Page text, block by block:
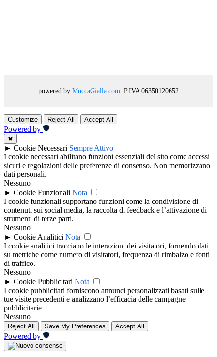
powered by MuccaGialla.com . P.IVA 06350120652
Customize Reject All Accept All
Powered by
✖
► Cookie Necessari Sempre Attivo
I cookie necessari abilitano funzioni essenziali del sito come accessi
sicuri e regolazioni delle preferenze di consenso. Non memorizzano
dati personali.
Nessuno
► Cookie Funzionali Nota
I cookie funzionali supportano funzioni come la condivisione di
contenuti sui social media, la raccolta di feedback e l’attivazione di
strumenti di terze parti.
Nessuno
► Cookie Analitici Nota
I cookie analitici tracciano le interazioni dei visitatori, fornendo dati
su metriche come numero di visitatori, frequenza di rimbalzo e fonti
di traffico.
Nessuno
► Cookie Pubblicitari Nota
I cookie pubblicitari forniscono annunci personalizzati basati sulle
tue visite precedenti e analizzano l’efficacia delle campagne
pubblicitarie.
Nessuno
Reject All Save My Preferences Accept All
Powered by